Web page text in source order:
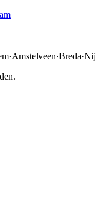
·Amstelveen·Breda·